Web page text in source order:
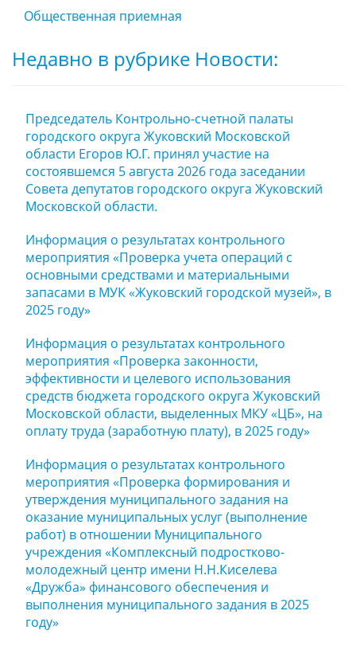
Общественная приемная
Недавно в рубрике Новости:
Председатель Контрольно-счетной палаты
городского округа Жуковский Московской
области Егоров Ю.Г. принял участие на
состоявшемся 5 августа 2026 года заседании
Совета депутатов городского округа Жуковский
Московской области.
Информация о результатах контрольного
мероприятия «Проверка учета операций с
основными средствами и материальными
запасами в МУК «Жуковский городской музей», в
2025 году»
Информация о результатах контрольного
мероприятия «Проверка законности,
эффективности и целевого использования
средств бюджета городского округа Жуковский
Московской области, выделенных МКУ «ЦБ», на
оплату труда (заработную плату), в 2025 году»
Информация о результатах контрольного
мероприятия «Проверка формирования и
утверждения муниципального задания на
оказание муниципальных услуг (выполнение
работ) в отношении Муниципального
учреждения «Комплексный подростково-
молодежный центр имени Н.Н.Киселева
«Дружба» финансового обеспечения и
выполнения муниципального задания в 2025
году»